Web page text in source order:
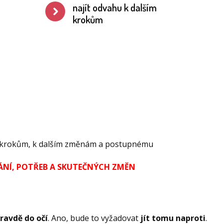
najít odvahu k dalším
krokům
k dalším změnám a postupnému
POTŘEB A SKUTEČNÝCH ZMĚN
do očí. Ano, bude to vyžadovat jít tomu naproti.